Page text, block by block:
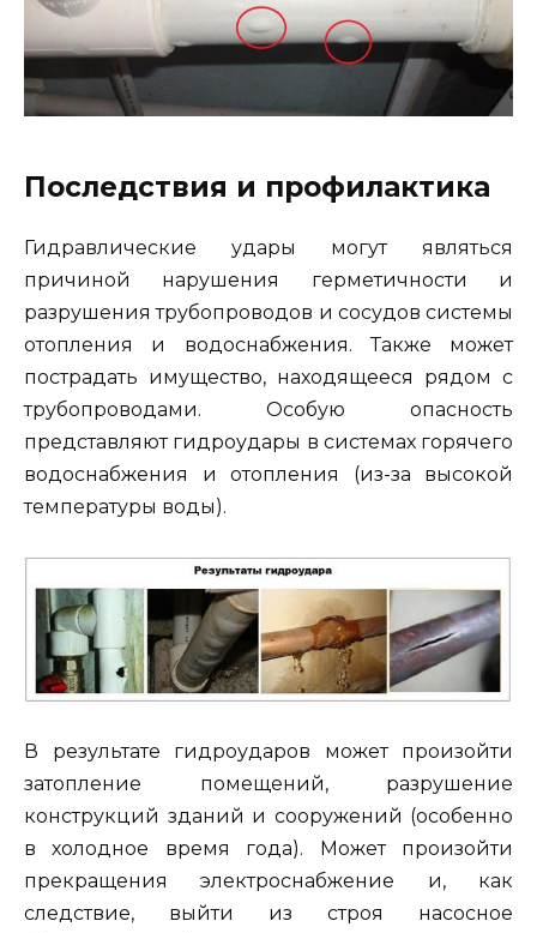
Последствия и профилактика
Гидравлические удары могут являться
причиной нарушения герметичности и
разрушения трубопроводов и сосудов системы
отопления и водоснабжения. Также может
пострадать имущество, находящееся рядом с
трубопроводами. Особую опасность
представляют гидроудары в системах горячего
водоснабжения и отопления (из-за высокой
температуры воды).
В результате гидроударов может произойти
затопление помещений, разрушение
конструкций зданий и сооружений (особенно
в холодное время года). Может произойти
прекращения электроснабжение и, как
следствие, выйти из строя насосное